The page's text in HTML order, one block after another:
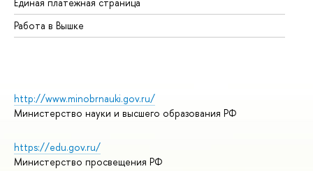
Единая платежная страница
Работа в Вышке
http://www.minobrnauki.gov.ru/
Министерство науки и высшего образования РФ
https://edu.gov.ru/
Министерство просвещения РФ